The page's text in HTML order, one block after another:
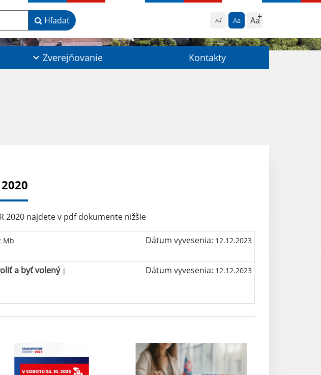
Aa Aa Aa
Hľadať
Zverejňovanie Kontakty
2020 najdete v pdf dokumente nižšie
Mb Dátum vyvesenia: 12.12.2023
a byť volený|
Dátum vyvesenia: 12.12.2023